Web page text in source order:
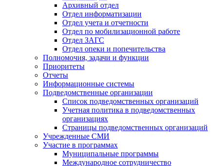
Архивный отдел
Отдел информатизации
Отдел учета и отчетности
Отдел по мобилизационной работе
Отдел ЗАГС
Отдел опеки и попечительства
Полномочия, задачи и функции
Приоритеты
Отчеты
Информационные системы
Подведомственные организации
Список подведомственных организаций
Учетная политика в подведомственных
организациях
Страницы подведомственных организаций
Учрежденные СМИ
Участие в программах
Муниципальные программы
Международное сотрудничество